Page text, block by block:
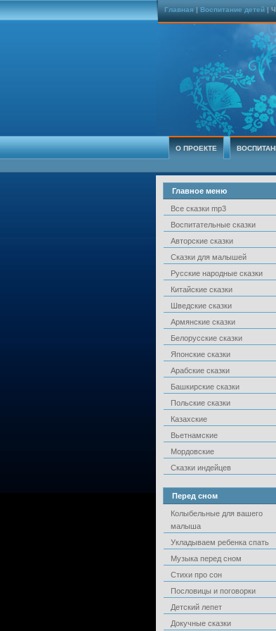
Главная | Воспитание детей |
О ПРОЕКТЕ
Главное меню
Все сказки mp3
Воспитательные сказки
Авторские сказки
Сказки для малышей
Русские народные сказки
Китайские сказки
Шведские сказки
Армянские сказки
Белорусские сказки
Японские сказки
Арабские сказки
Башкирские сказки
Польские сказки
Казахские
Вьетнамские
Мордовские
Сказки индейцев
Перед сном
Колыбельные для вашего
малыша
Укладываем ребенка спать
Музыка перед сном
Стихи про сон
Пословицы и поговорки
Детский лепет
Докучные сказки